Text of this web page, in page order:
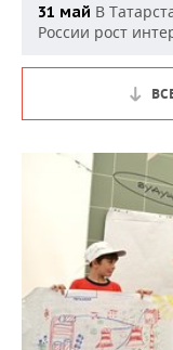
31 май В
России рост